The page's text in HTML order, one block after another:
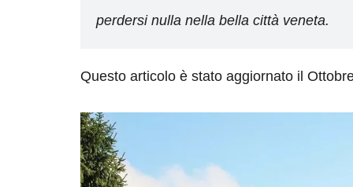
perdersi nulla nella bella città veneta.
Questo articolo è stato aggiornato il